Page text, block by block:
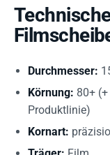
Durchmesser:
Körnung: 80+
Produktlinie)
Kornart: